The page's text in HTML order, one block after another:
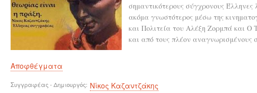
σημαντικότερους σύγχρονους
ακόμα γνωστότερος μέσω της
και Πολιτεία του Αλέξη Ζορμπά και Ο
και από τους πλέον αναγνωρισμένους
Αποφθέγματα
Συγγραφέας - Δημιουργός Νίκος Καζαντζάκης